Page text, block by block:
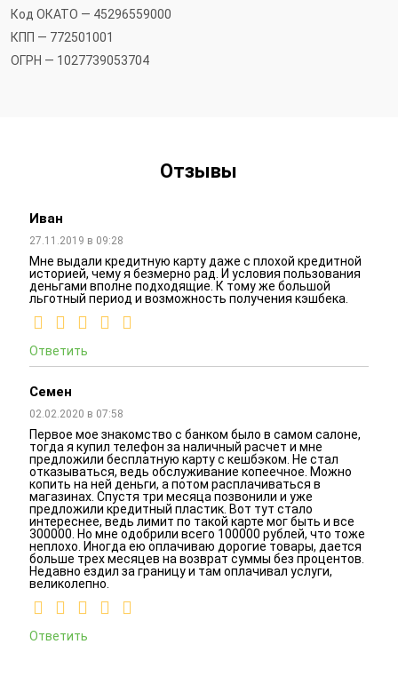
Код ОКАТО — 45296559000
КПП — 772501001
ОГРН — 1027739053704
Отзывы
Иван
27.11.2019 в 09:28
Мне выдали кредитную карту даже с плохой кредитной
историей, чему я безмерно рад. И условия пользования
деньгами вполне подходящие. К тому же большой
льготный период и возможность получения кэшбека.
Ответить
Семен
02.02.2020 в 07:58
Первое мое знакомство с банком было в самом салоне,
тогда я купил телефон за наличный расчет и мне
предложили бесплатную карту с кешбэком. Не стал
отказываться, ведь обслуживание копеечное. Можно
копить на ней деньги, а потом расплачиваться в
магазинах. Спустя три месяца позвонили и уже
предложили кредитный пластик. Вот тут стало
интереснее, ведь лимит по такой карте мог быть и все
300000. Но мне одобрили всего 100000 рублей, что тоже
неплохо. Иногда ею оплачиваю дорогие товары, дается
больше трех месяцев на возврат суммы без процентов.
Недавно ездил за границу и там оплачивал услуги,
великолепно.
Ответить